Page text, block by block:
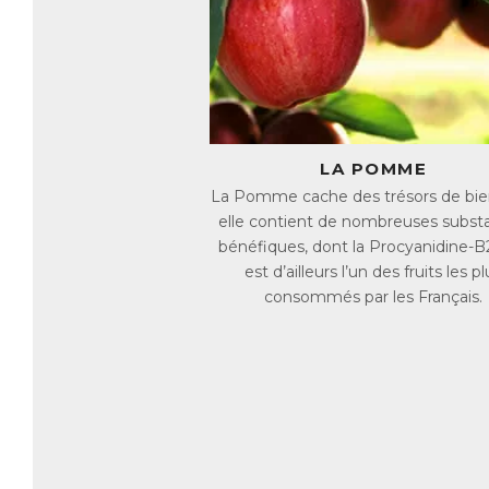
3.
LA POMME
La Pomme cache des trésors de
elle contient de nombreuses
bénéfiques, dont la Procyanidine-
est d’ailleurs l’un des fruits les
consommés par les Français.